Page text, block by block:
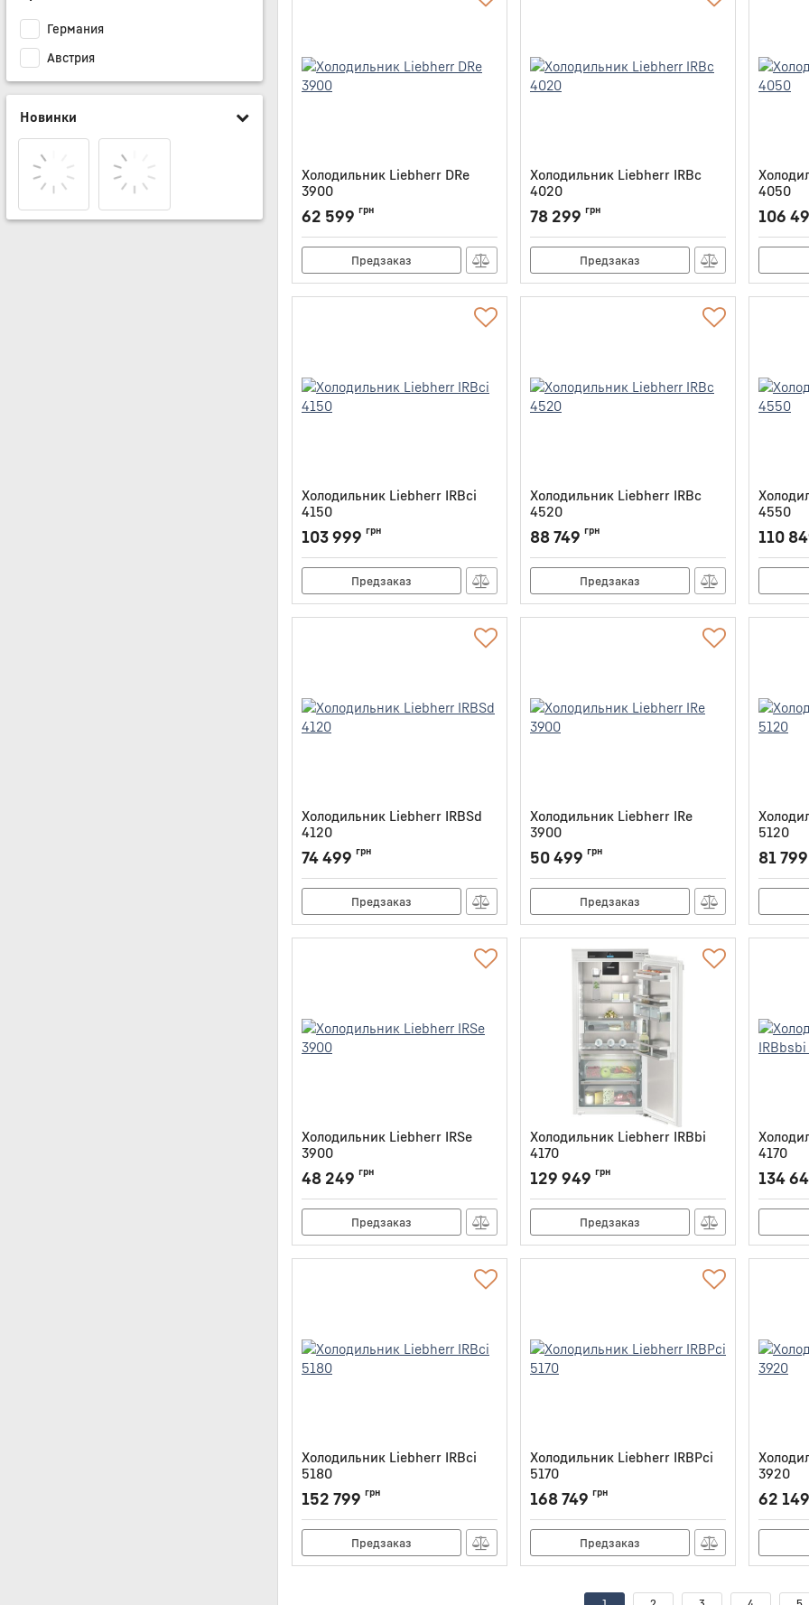
Германия
Австрия
Новинки
Холодильник Liebherr DRe
3900
Артикул: DRE3900
62 599 грн
Предзаказ
Холодильник Liebherr IRBc
4020
Артикул: IRBC4020
78 299 грн
Предзаказ
4050
Артикул:
106
Холодильник Liebherr IRBci
4150
Артикул: IRBCI4150
103 999 грн
Предзаказ
Холодильник Liebherr IRBc
4520
Артикул: IRBC4520
88 749 грн
Предзаказ
4550
Артикул:
110
Холодильник Liebherr IRBSd
4120
Артикул: IRBSD4120
74 499 грн
Предзаказ
Холодильник Liebherr IRe
3900
Артикул: IRE3900
50 499 грн
Предзаказ
5120
Артикул:
81 799
Холодильник Liebherr IRSe
3900
Артикул: IRSE3900
48 249 грн
Предзаказ
Холодильник Liebherr IRBbi
4170
Артикул: IRBBI4170
129 949 грн
Предзаказ
4170
Артикул:
134
Холодильник Liebherr IRBci
5180
Артикул: IRBCI5180
152 799 грн
Предзаказ
Холодильник Liebherr IRBPci
5170
Артикул: IRBPCI5170
168 749 грн
Предзаказ
3920
Артикул:
62 149